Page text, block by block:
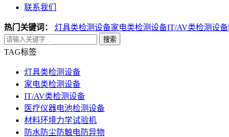
联系我们
热门关键词： 灯具类检测设备家电类检测设备IT/AV类检测设备
搜索
TAG标签
灯具类检测设备
家电类检测设备
IT/AV类检测设备
医疗仪器电池检测设备
材料环境力学试验机
防水防尘防触电防异物